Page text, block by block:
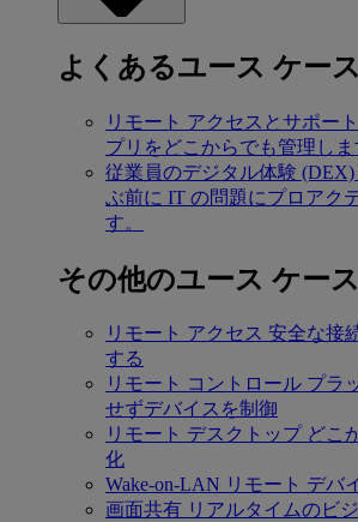
よくあるユース ケース
リモート アクセスとサポート
プリをどこからでも管理しま
従業員のデジタル体験 (DEX)
ぶ前に IT の問題にプロアク
す。
その他のユース ケース
リモート アクセス 安全な接
する
リモート コントロール プラ
せずデバイスを制御
リモート デスクトップ どこ
化
Wake-on-LAN リモート デバ
画面共有 リアルタイムのビ